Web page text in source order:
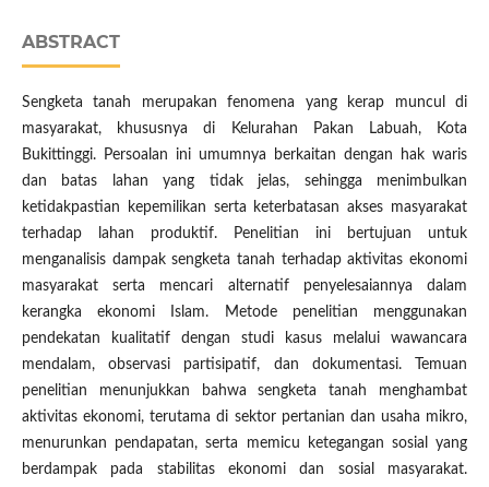
ABSTRACT
Sengketa tanah merupakan fenomena yang kerap muncul di
masyarakat, khususnya di Kelurahan Pakan Labuah, Kota
Bukittinggi. Persoalan ini umumnya berkaitan dengan hak waris
dan batas lahan yang tidak jelas, sehingga menimbulkan
ketidakpastian kepemilikan serta keterbatasan akses masyarakat
terhadap lahan produktif. Penelitian ini bertujuan untuk
menganalisis dampak sengketa tanah terhadap aktivitas ekonomi
masyarakat serta mencari alternatif penyelesaiannya dalam
kerangka ekonomi Islam. Metode penelitian menggunakan
pendekatan kualitatif dengan studi kasus melalui wawancara
mendalam, observasi partisipatif, dan dokumentasi. Temuan
penelitian menunjukkan bahwa sengketa tanah menghambat
aktivitas ekonomi, terutama di sektor pertanian dan usaha mikro,
menurunkan pendapatan, serta memicu ketegangan sosial yang
berdampak pada stabilitas ekonomi dan sosial masyarakat.